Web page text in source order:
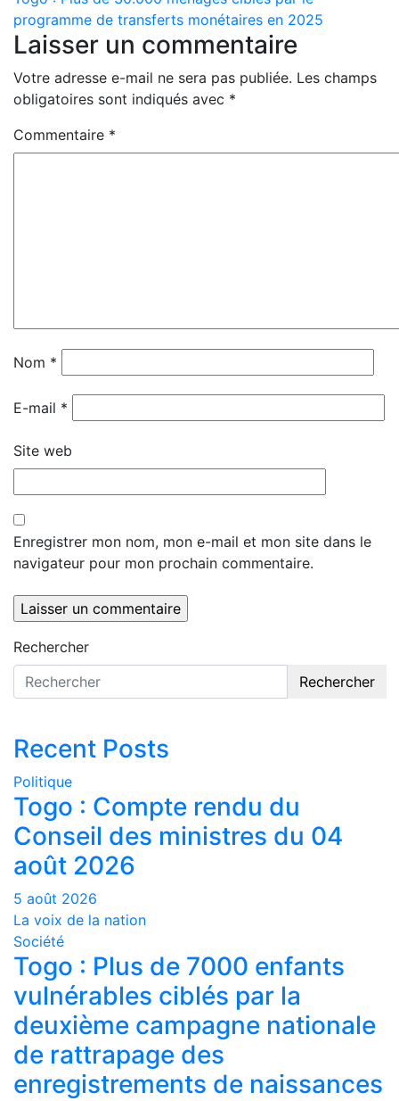
programme de transferts monétaires en 2025
Laisser un commentaire
Votre adresse e-mail ne sera pas publiée. Les champs
obligatoires sont indiqués avec *
Commentaire *
Nom *
E-mail *
Site web
Enregistrer mon nom, mon e-mail et mon site dans le
navigateur pour mon prochain commentaire.
Rechercher
Rechercher
Recent Posts
Politique
Togo : Compte rendu du
Conseil des ministres du 04
août 2026
5 août 2026
La voix de la nation
Société
Togo : Plus de 7000 enfants
vulnérables ciblés par la
deuxième campagne nationale
de rattrapage des
enregistrements de naissances